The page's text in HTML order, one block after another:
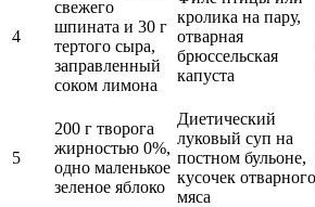
4
свежего
шпината и 30 г
тертого сыра,
заправленный
соком лимона
кролика на пару,
отварная
брюссельская
капуста
5
200 г творога
жирностью 0%,
одно маленькое
зеленое яблоко
Диетический
луковый суп на
постном бульоне,
кусочек отварного
мяса